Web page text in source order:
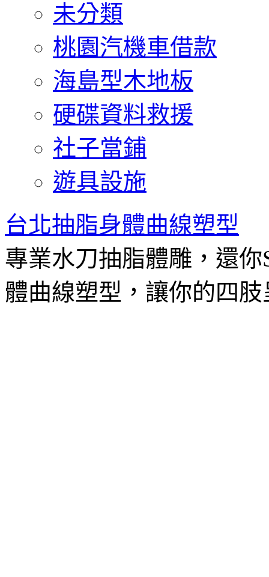
未分類
桃園汽機車借款
海島型木地板
硬碟資料救援
社子當鋪
遊具設施
台北抽脂身體曲線塑型
專業水刀抽脂體雕，還
體曲線塑型，讓你的四